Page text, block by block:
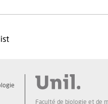
list
Faculté de biologie et de